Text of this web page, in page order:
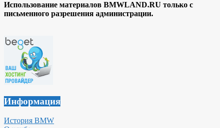
Использование материалов BMWLAND.RU только с
письменного разрешения администрации.
Информация
История BMW